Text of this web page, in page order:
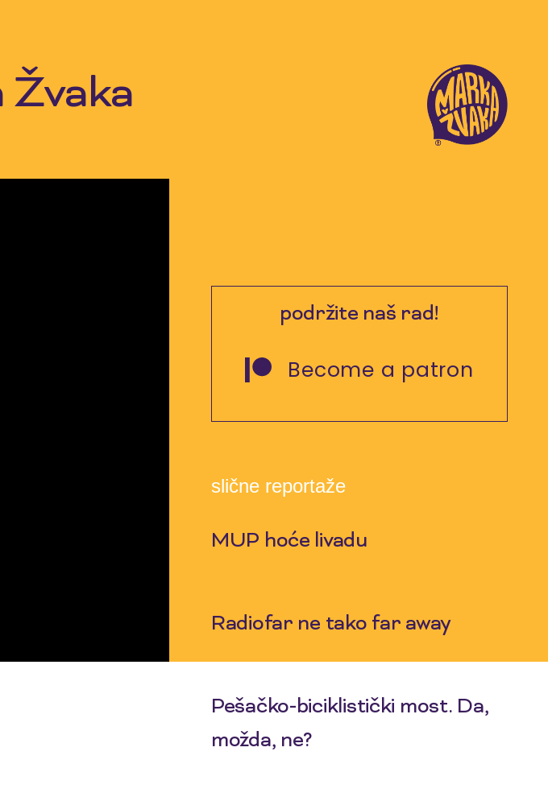
Žvaka
podržite naš rad!
Become a patron
slične reportaže
MUP hoće livadu
Radiofar ne tako far away
Pešačko-biciklistički most. Da,
možda, ne?